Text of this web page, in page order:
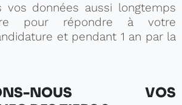
vos données aussi longtemps
pour répondre à votre
et pendant 1 an par la
NOUS VOS